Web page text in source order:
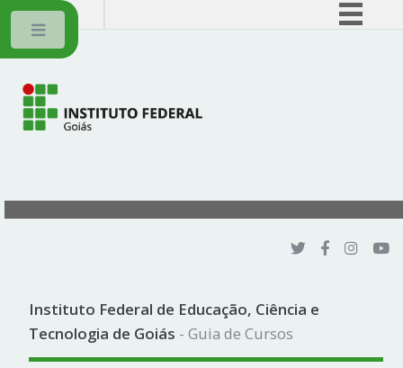
BRASIL
Instituto Federal de Educação, Ciência e
Tecnologia de Goiás - Guia de Cursos